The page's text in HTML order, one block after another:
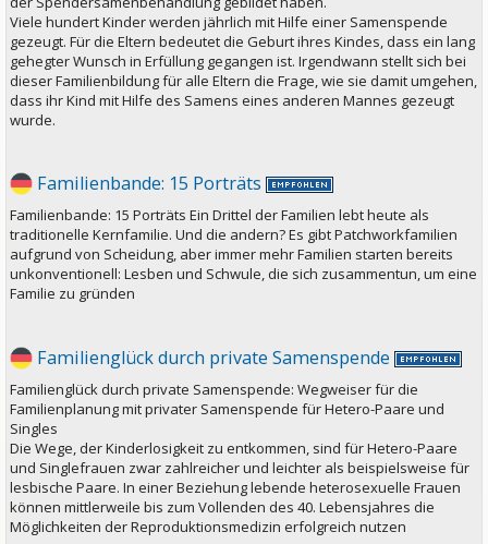
Viele hundert Kinder werden jährlich mit Hilfe einer Samenspende
gezeugt. Für die Eltern bedeutet die Geburt ihres Kindes, dass ein lang
gehegter Wunsch in Erfüllung gegangen ist. Irgendwann stellt sich bei
dieser Familienbildung für alle Eltern die Frage, wie sie damit umgehen,
dass ihr Kind mit Hilfe des Samens eines anderen Mannes gezeugt
wurde.
Familienbande: 15 Porträts
Familienbande: 15 Porträts Ein Drittel der Familien lebt heute als
traditionelle Kernfamilie. Und die andern? Es gibt Patchworkfamilien
aufgrund von Scheidung, aber immer mehr Familien starten bereits
unkonventionell: Lesben und Schwule, die sich zusammentun, um eine
Familie zu gründen
Familienglück durch private Samenspende
Familienglück durch private Samenspende: Wegweiser für die
Familienplanung mit privater Samenspende für Hetero-Paare und
Singles
Die Wege, der Kinderlosigkeit zu entkommen, sind für Hetero-Paare
und Singlefrauen zwar zahlreicher und leichter als beispielsweise für
lesbische Paare. In einer Beziehung lebende heterosexuelle Frauen
können mittlerweile bis zum Vollenden des 40. Lebensjahres die
Möglichkeiten der Reproduktionsmedizin erfolgreich nutzen